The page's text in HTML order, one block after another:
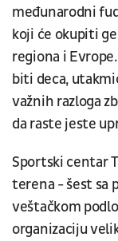
međunarodni
koji će okupiti
regiona i
biti deca,
važnih razloga
da raste jeste
Sportski centar
terena - šest sa
veštačkom
organizaciju